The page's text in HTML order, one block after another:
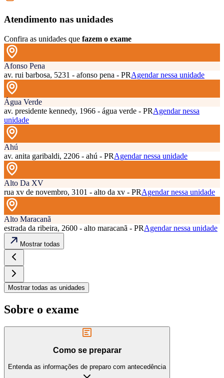
Atendimento nas unidades
Confira as unidades que fazem o exame
Afonso Pena
av. rui barbosa, 5231 - afonso pena - PRAgendar nessa unidade
Água Verde
av. presidente kennedy, 1966 - água verde - PRAgendar nessa
unidade
Ahú
av. anita garibaldi, 2206 - ahú - PRAgendar nessa unidade
Alto Da XV
rua xv de novembro, 3101 - alto da xv - PRAgendar nessa unidade
Alto Maracanã
estrada da ribeira, 2600 - alto maracanã - PRAgendar nessa unidade
Mostrar todas
Mostrar todas as unidades
Sobre o exame
Como se preparar
Entenda as informações de preparo com antecedência